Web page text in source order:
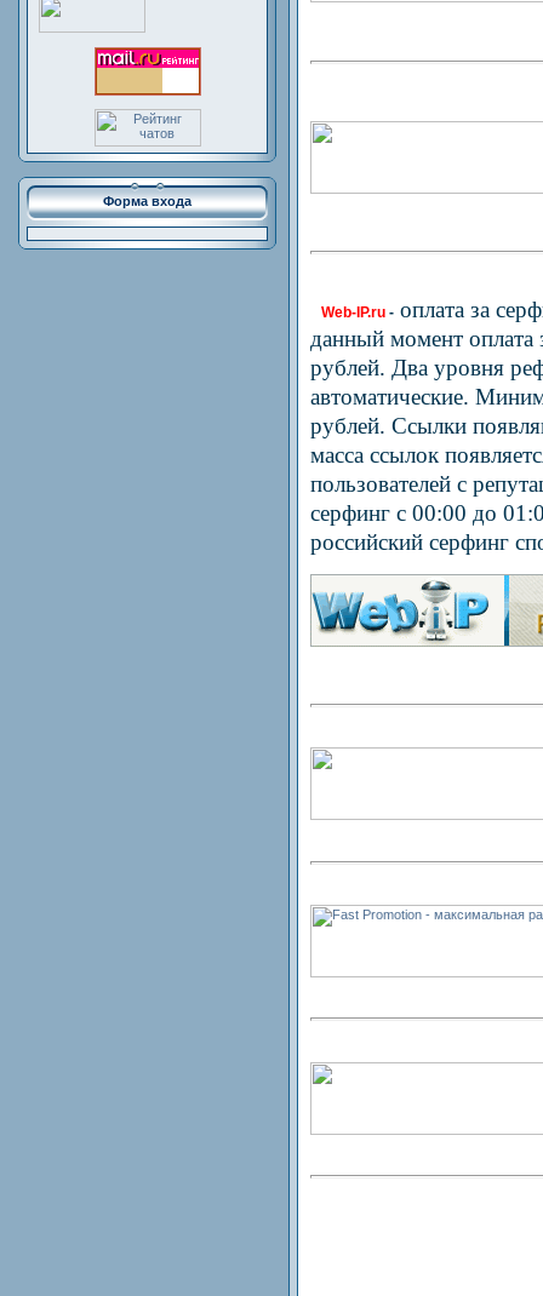
Форма входа
Web-IP.ru - оплата за
данный момент оплата
рублей. Два уровня
автоматические.
рублей. Ссылки
масса ссылок
пользователей с
серфинг с 00:00 до
российский серфинг